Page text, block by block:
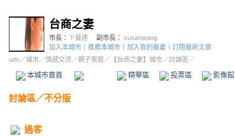
台商之妻
市長： ㄚ曼達 副市長： susanwang
加入本城市
推薦本城市 加入我的最愛
訂閱最新文章
udn／城市／情感交流／親子家庭／ 【台商之妻】城市／討論區／
本城市首頁 精華區 投票區 影像館
討論區／不分版
過客